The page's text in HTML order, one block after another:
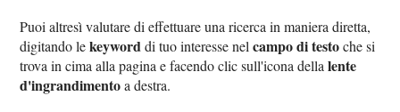
Puoi altresì valutare di effettuare una ricerca in maniera diretta,
digitando lekeyworddi tuo interesse nelcampo di testoche si
trova in cima alla pagina e facendo clic sull'icona dellalente
d'ingrandimentoa destra.